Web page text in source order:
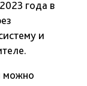
года в
и
можно